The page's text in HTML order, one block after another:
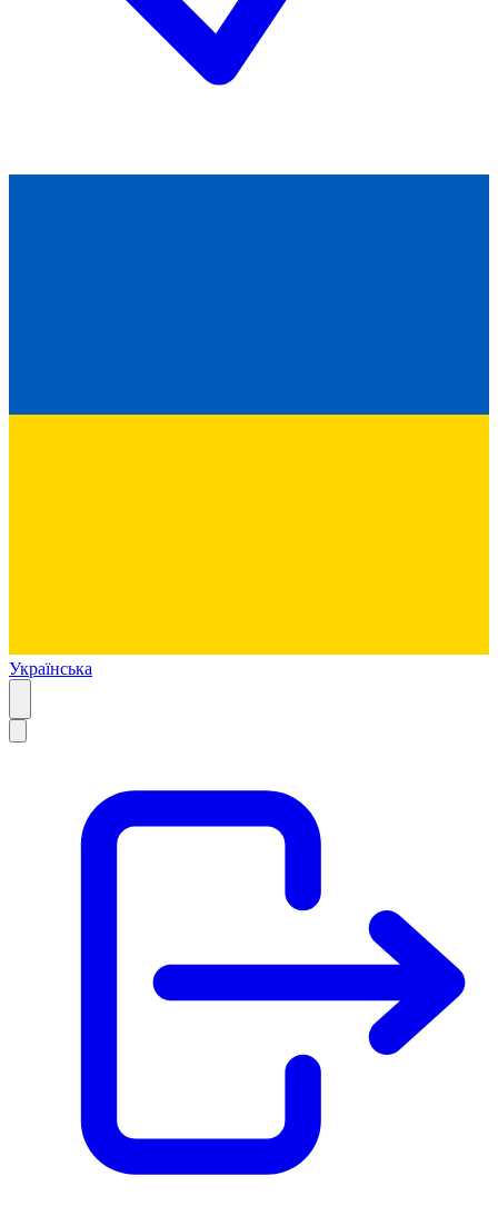
Українська